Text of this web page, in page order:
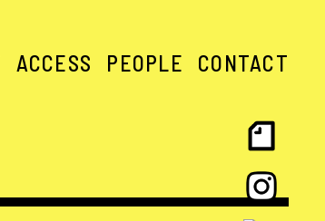
ACCESS PEOPLE CONTACT